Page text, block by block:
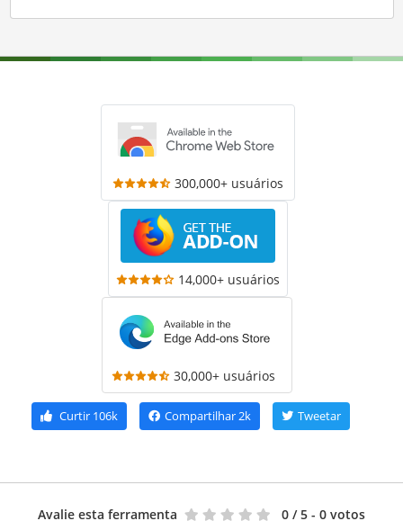
300,000+ usuários
14,000+ usuários
30,000+ usuários
Curtir 106k Compartilhar2k Tweetar
Avalie esta ferramenta 0 / 5 - 0 votos